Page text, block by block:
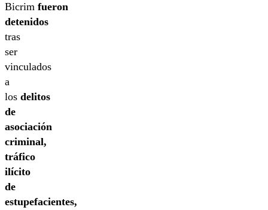
Bicrim fueron
detenidos
tras
ser
vinculados
a
los delitos
de
asociación
criminal,
tráfico
ilícito
de
estupefacientes,